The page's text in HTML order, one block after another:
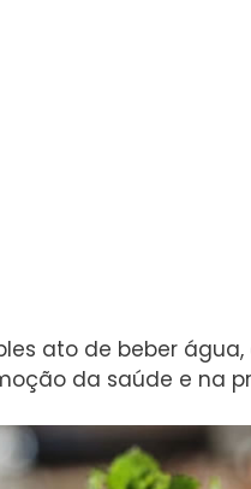
ato de beber
da saúde e na